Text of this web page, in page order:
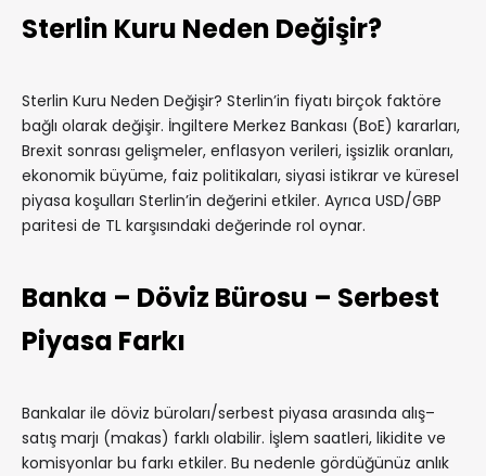
Sterlin Kuru Neden Değişir?
Sterlin Kuru Neden Değişir? Sterlin’in fiyatı birçok faktöre
bağlı olarak değişir. İngiltere Merkez Bankası (BoE) kararları,
Brexit sonrası gelişmeler, enflasyon verileri, işsizlik oranları,
ekonomik büyüme, faiz politikaları, siyasi istikrar ve küresel
piyasa koşulları Sterlin’in değerini etkiler. Ayrıca USD/GBP
paritesi de TL karşısındaki değerinde rol oynar.
Banka – Döviz Bürosu – Serbest
Piyasa Farkı
Bankalar ile döviz büroları/serbest piyasa arasında alış–
satış marjı (makas) farklı olabilir. İşlem saatleri, likidite ve
komisyonlar bu farkı etkiler. Bu nedenle gördüğünüz anlık